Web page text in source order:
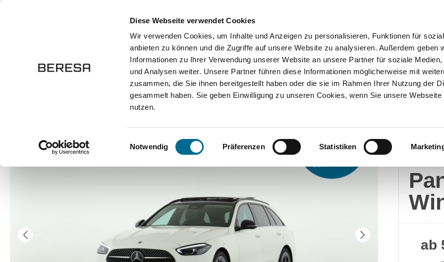
Diese Webseite verwendet Cookies
Wir verwenden Cookies, um Inhalte und Anzeigen zu personalisieren, Funktionen für
anbieten zu können und die Zugriffe auf unsere Website zu analysieren. Außerdem geben
Informationen zu Ihrer Verwendung unserer Website an unsere Partner für soziale Medien,
und Analysen weiter. Unsere Partner führen diese Informationen möglicherweise mit
zusammen, die Sie ihnen bereitgestellt haben oder die sie im Rahmen Ihrer Nutzung der
gesammelt haben. Sie geben Einwilligung zu unseren Cookies, wenn Sie unsere Webseite
nutzen.
Einwilligungsauswahl
Notwendig Präferenzen Statistiken
Onlineshop
C
ab